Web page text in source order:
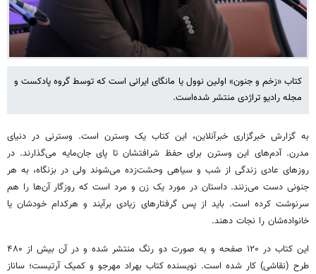
کتاب «زخم و جنون» اولین نوول یا مانگای ایرانی است که توسط گروه پادکست و
مجله رادیو تراژدی منتشر شده‌است.
به گزارش خبرگزاری خبرآنلاین، این کتاب یک وسترن است. وسترنی در دنیای
مدرن. آدم‌های این وسترن برای حفظ شرافتشان تا پای جان‌مایه می‌گذارند. در
روزهای عادی زندگی از شب و سیاهی وحشت‌زده می‌شوند ولی در بزنگاه، به هر
جنونی دست می‌زنند. داستان در مورد یک زن و مرد است که روزگار آن‌ها را هم
سرنوشت کرده است. باید از پس گرفتارهای زیادی برآیند و هرکدام خودشان یا
خانواده‌شان را نجات دهند.
این کتاب در ۱۲۰ صفحه ‌و به صورت دو رنگ منتشر شده و در آن بیش از ۴۸۰
طرح (نقاشی) کار شده است. نویسنده کتاب بهراد مهرجو و کمیک آرتیست؛ ساناز